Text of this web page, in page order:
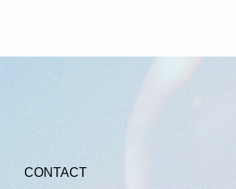
CONTACT